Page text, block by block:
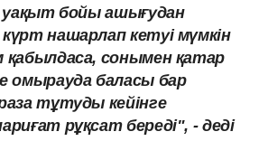
уақыт бойы ашығудан
нашарлап кетуі мүмкін
қабылдаса, сонымен қатар
омырауда баласы бар
тұтуды кейінге
рұқсат береді", - деді